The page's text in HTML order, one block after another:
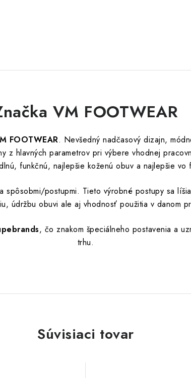
VM FOOTWEAR
FOOTWEAR. Nevšedný nadčasový dizajn,
z hlavných parametrov pri výbere vhodnej
funkčnú, najlepšie koženú obuv a najlepšie vo
postupmi. Tieto výrobné postupy sa
údržbu obuvi ale aj vhodnosť použitia v danom
, čo znakom špeciálneho postavenia a
trhu.
Súvisiaci tovar